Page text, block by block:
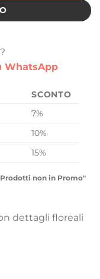
?
WhatsApp
SCONTO
7%
10%
15%
non in Promo"
dettagli floreali